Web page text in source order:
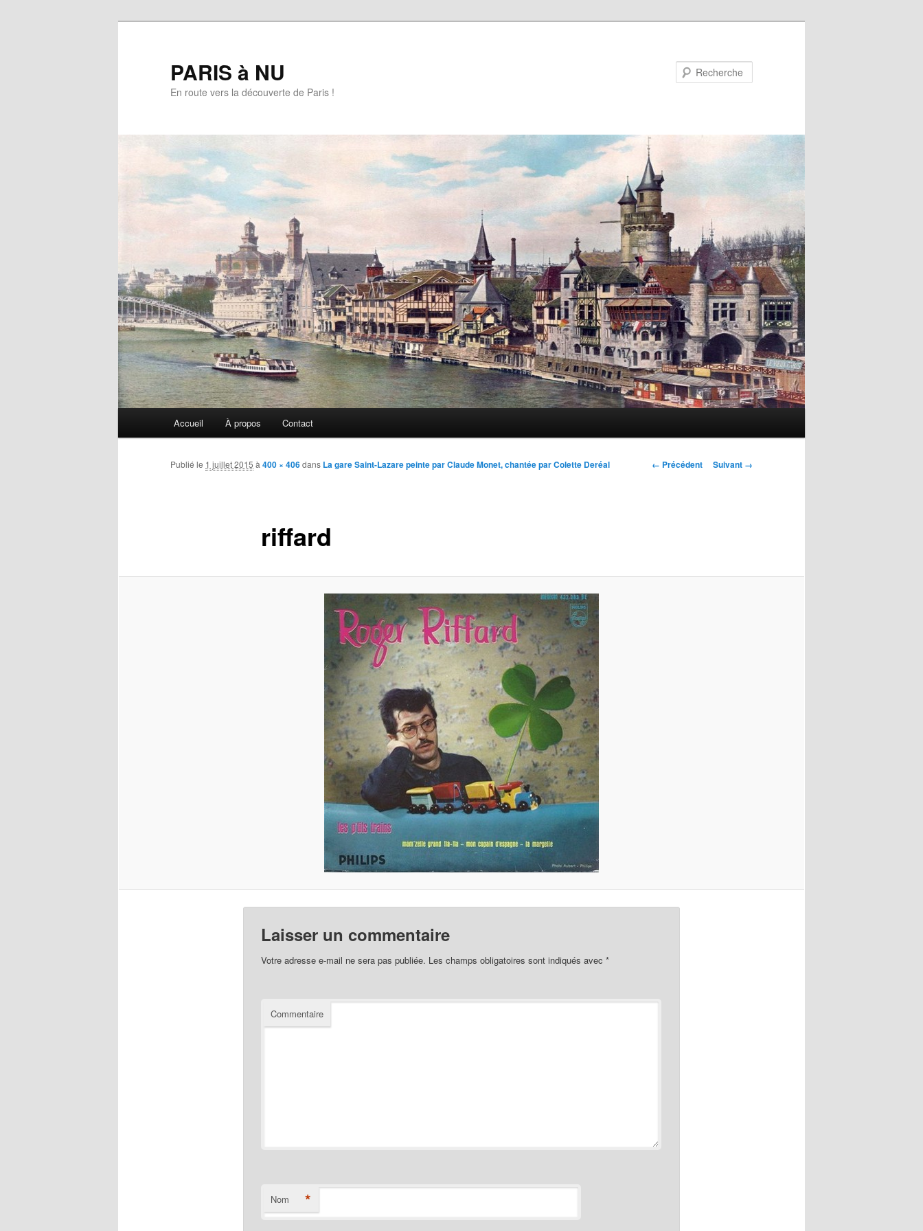
PARIS à NU
En route vers la découverte de Paris !
Accueil À propos Contact
Navigation
← Précédent Suivant →
riffard
Publié le 1 juillet 2015 à400 × 406dans La gare Saint-Lazare peinte par Claude Monet, chantée par Colette Deréal
Laisser un commentaire
Votre adresse e-mail ne sera pas publiée. Les champs obligatoires sont indiqués avec *
Commentaire
Nom *